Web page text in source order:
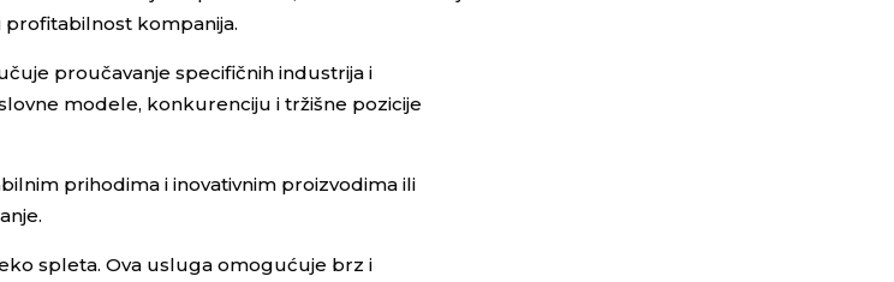
kompanija.
proučavanje specifičnih industrija i
modele, konkurenciju i tržišne pozicije
prihodima i inovativnim proizvodima ili
spleta. Ova usluga omogućuje brz i